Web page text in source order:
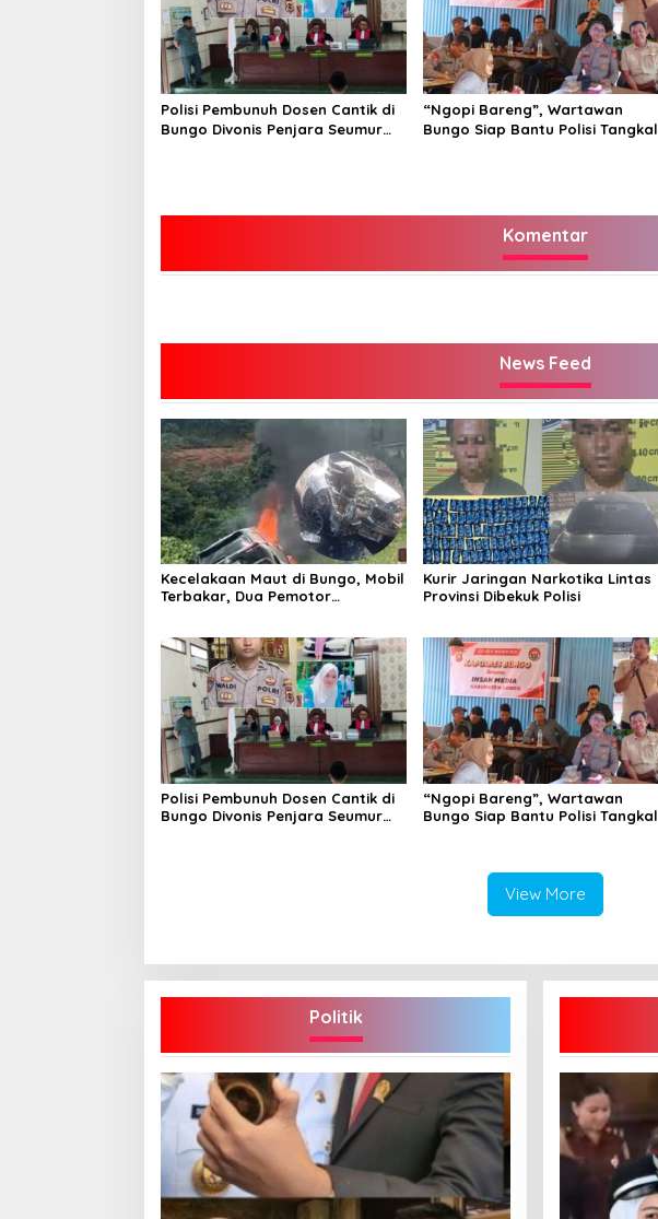
Polisi Pembunuh Dosen Cantik di
Bungo Divonis Penjara Seumur
“Ngopi Bareng”, Wartawan
Bungo Siap Bantu Polisi Tangkal
Komentar
News Feed
Kecelakaan Maut di Bungo, Mobil
Terbakar, Dua Pemotor
Kurir Jaringan Narkotika Lintas
Provinsi Dibekuk Polisi
Polisi Pembunuh Dosen Cantik di
Bungo Divonis Penjara Seumur
“Ngopi Bareng”, Wartawan
Bungo Siap Bantu Polisi Tangkal
View More
Politik